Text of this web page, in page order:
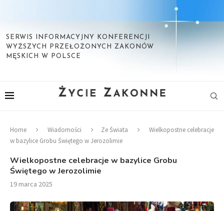
SERWIS INFORMACYJNY KONFERENCJI
WYŻSZYCH PRZEŁOŻONYCH ZAKONÓW
MĘSKICH W POLSCE
Home Wiadomości Ze Świata
Wielkopostne celebracje
w bazylice Grobu Świętego w Jerozolimie
Wielkopostne celebracje w bazylice Grobu
Świętego w Jerozolimie
19 marca 2025